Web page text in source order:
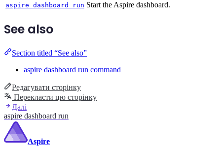
aspire dashboard run Start the Aspire dashboard.
See also
Section titled “See also”
aspire dashboard run command
Редагувати сторінку
Перекласти цю сторінку
Далі
aspire dashboard run
Aspire